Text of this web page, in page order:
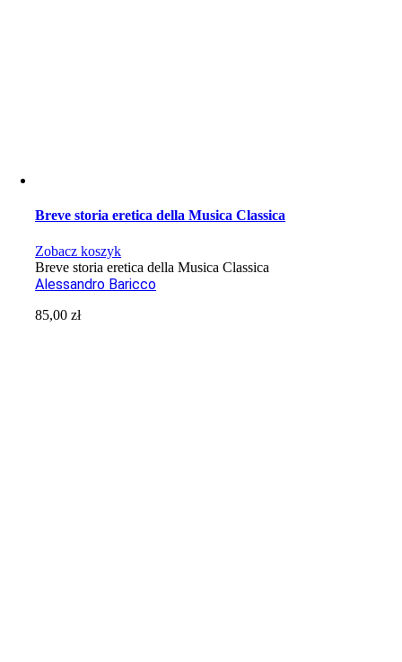
Breve storia eretica della Musica Classica
Zobacz koszyk
Breve storia eretica della Musica Classica
Alessandro Baricco
85,00zł